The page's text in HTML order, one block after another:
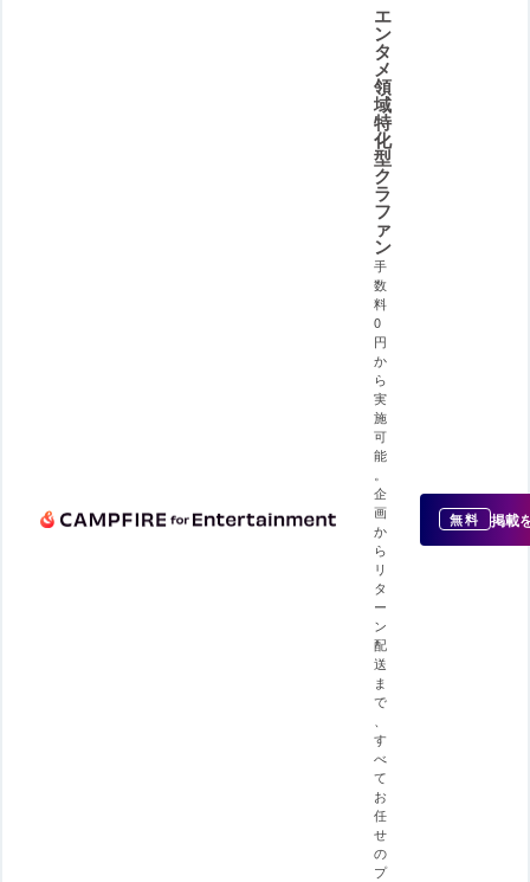
エ
ン
タ
メ
領
域
特
化
型
ク
ラ
フ
ァ
ン
手
数
料
0
円
か
ら
実
施
可
能
企
画
か
ら
リ
タ
ー
ン
配
送
ま
で
す
べ
て
お
任
せ
の
プ
無料 掲載